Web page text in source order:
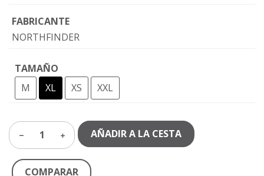
FABRICANTE
NORTHFINDER
TAMAÑO
M
XL XS XXL
1 AÑADIR A LA CESTA
COMPARAR